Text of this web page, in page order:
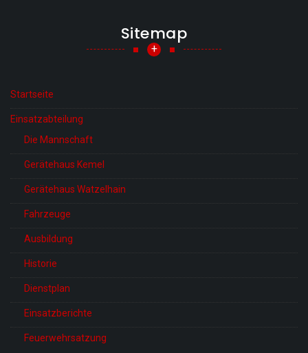
Sitemap
+
Startseite
Einsatzabteilung
Die Mannschaft
Gerätehaus Kemel
Gerätehaus Watzelhain
Fahrzeuge
Ausbildung
Historie
Dienstplan
Einsatzberichte
Feuerwehrsatzung